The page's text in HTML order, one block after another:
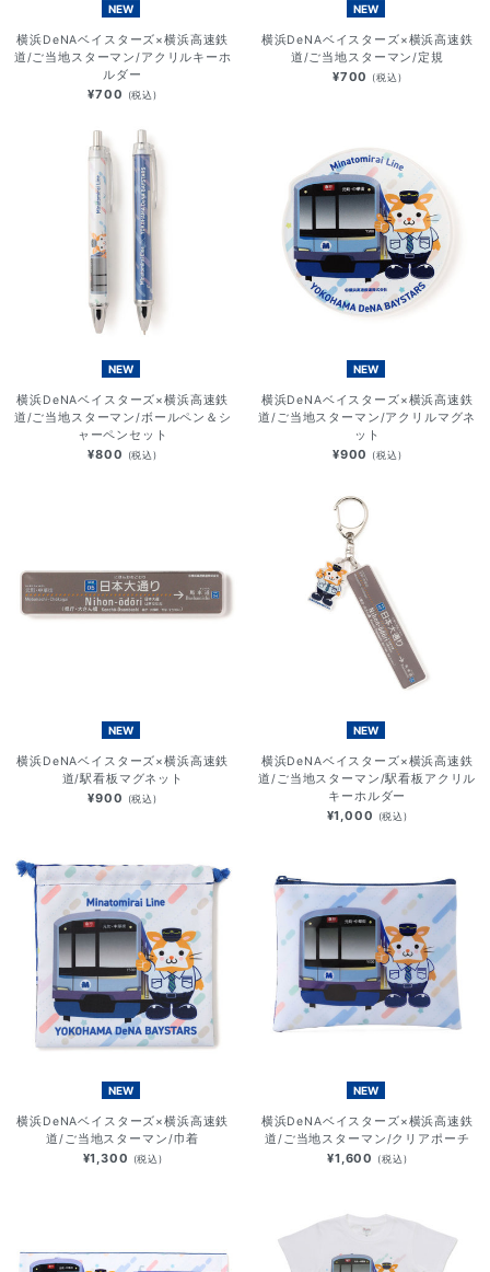
NEW
横浜DeNAベイスターズ×横浜高速鉄
道/ご当地スターマン/アクリルキーホ
ルダー
¥700 (税込)
NEW
横浜DeNAベイスターズ×横浜高速鉄
道/ご当地スターマン/定規
¥700 (税込)
NEW
横浜DeNAベイスターズ×横浜高速鉄
道/ご当地スターマン/ボールペン＆シ
ャーペンセット
¥800 (税込)
NEW
横浜DeNAベイスターズ×横浜高速鉄
道/ご当地スターマン/アクリルマグネ
ット
¥900 (税込)
NEW
横浜DeNAベイスターズ×横浜高速鉄
道/駅看板マグネット
¥900 (税込)
NEW
横浜DeNAベイスターズ×横浜高速鉄
道/ご当地スターマン/駅看板アクリル
キーホルダー
¥1,000 (税込)
NEW
横浜DeNAベイスターズ×横浜高速鉄
道/ご当地スターマン/巾着
¥1,300 (税込)
NEW
横浜DeNAベイスターズ×横浜高速鉄
道/ご当地スターマン/クリアポーチ
¥1,600 (税込)